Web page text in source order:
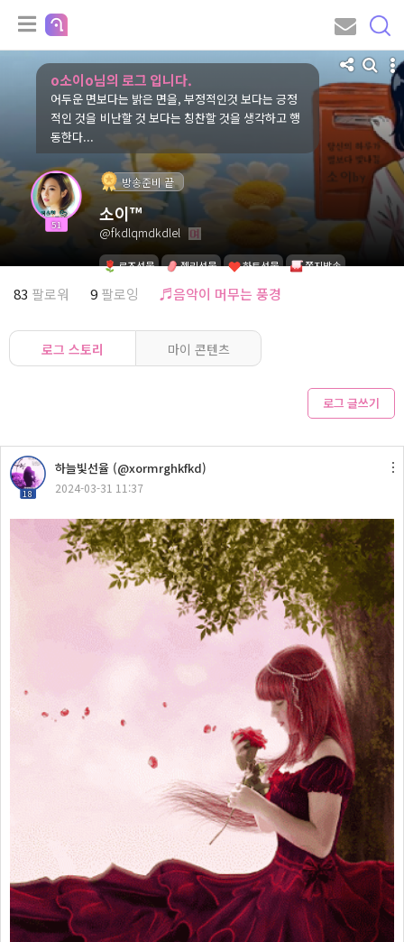
o소이o님의 로그 입니다.
어두운 면보다는 밝은 면을, 부정적인것 보다는 긍정
적인 것을 비난할 것 보다는 칭찬할 것을 생각하고 행
동한다...
51
방송준비 끝
소이™
@fkdlqmdkdlel
로즈선물 젤리선물 하트선물 쪽지발송
83 팔로워 9 팔로잉 ♬음악이 머무는 풍경
로그 스토리 마이 콘텐츠
로그 글쓰기
18
하늘빛선율 (@xormrghkfkd)
2024-03-31 11:37